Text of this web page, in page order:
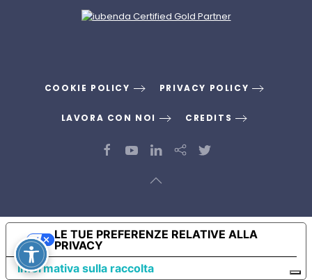
COOKIE POLICY PRIVACY POLICY
LAVORA CON NOI CREDITS
Informativa sulla raccolta
LE TUE PREFERENZE RELATIVE ALLA
PRIVACY